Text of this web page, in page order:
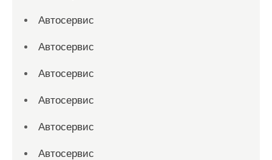
Автосервис
Автосервис
Автосервис
Автосервис
Автосервис
Автосервис